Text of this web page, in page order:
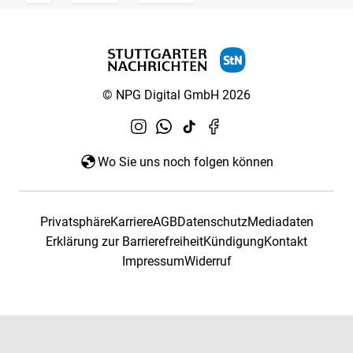
© NPG Digital GmbH 2026
Wo Sie uns noch folgen können
PrivatsphäreKarriereAGBDatenschutzMediadaten
Erklärung zur BarrierefreiheitKündigungKontakt
ImpressumWiderruf